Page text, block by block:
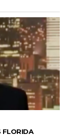
FLORIDA